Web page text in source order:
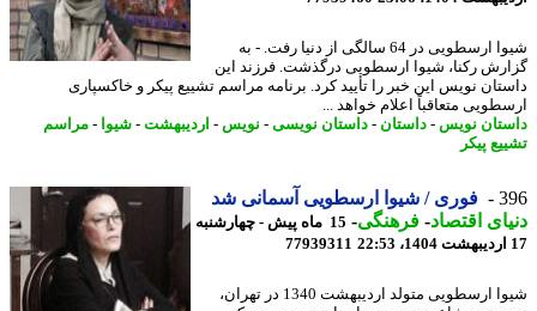
شیوا ارسطویی در 64 سالگی از دنیا رفت. - به
رکنا، شیوا ارسطویی درگذشت. فرزند این
نویس این خبر را تأیید کرد. برنامه مراسم تشییع پیکر و خاکسپاری
متعاقباً اعلام خواهد ...
نویس-داستان-داستان نویسی-نویس-اردیبهشت-شیوا-مراسم
پیکر
فوری / شیوا ارسطویی آسمانی شد
اقتصاد-فرهنگی-
15 ماه پیش - چهارشنبه
77939311
شیوا ارسطویی متولد اردیبهشت 1340 در تهران،